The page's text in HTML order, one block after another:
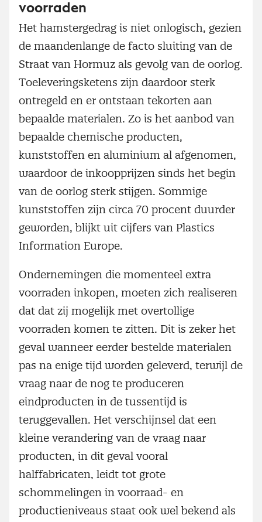
voorraden
Het hamstergedrag is niet onlogisch, gezien
de maandenlange de facto sluiting van de
Straat van Hormuz als gevolg van de oorlog.
Toeleveringsketens zijn daardoor sterk
ontregeld en er ontstaan tekorten aan
bepaalde materialen. Zo is het aanbod van
bepaalde chemische producten,
kunststoffen en aluminium al afgenomen,
waardoor de inkoopprijzen sinds het begin
van de oorlog sterk stijgen. Sommige
kunststoffen zijn circa 70 procent duurder
geworden, blijkt uit cijfers van Plastics
Information Europe.
Ondernemingen die momenteel extra
voorraden inkopen, moeten zich realiseren
dat dat zij mogelijk met overtollige
voorraden komen te zitten. Dit is zeker het
geval wanneer eerder bestelde materialen
pas na enige tijd worden geleverd, terwijl de
vraag naar de nog te produceren
eindproducten in de tussentijd is
teruggevallen. Het verschijnsel dat een
kleine verandering van de vraag naar
producten, in dit geval vooral
halffabricaten, leidt tot grote
schommelingen in voorraad- en
productieniveaus staat ook wel bekend als